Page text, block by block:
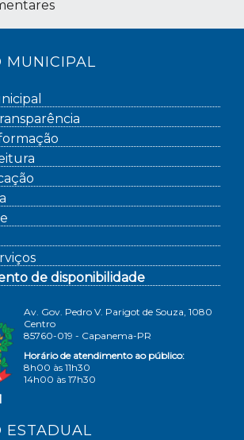
MUNICIPAL
de disponibilidade
Av. Gov. Pedro V. Parigot de Souza, 1080
Centro
85760-019 - Capanema-PR
Horário de atendimento ao público:
8h00 às 11h30
14h00 às 17h30
ESTADUAL